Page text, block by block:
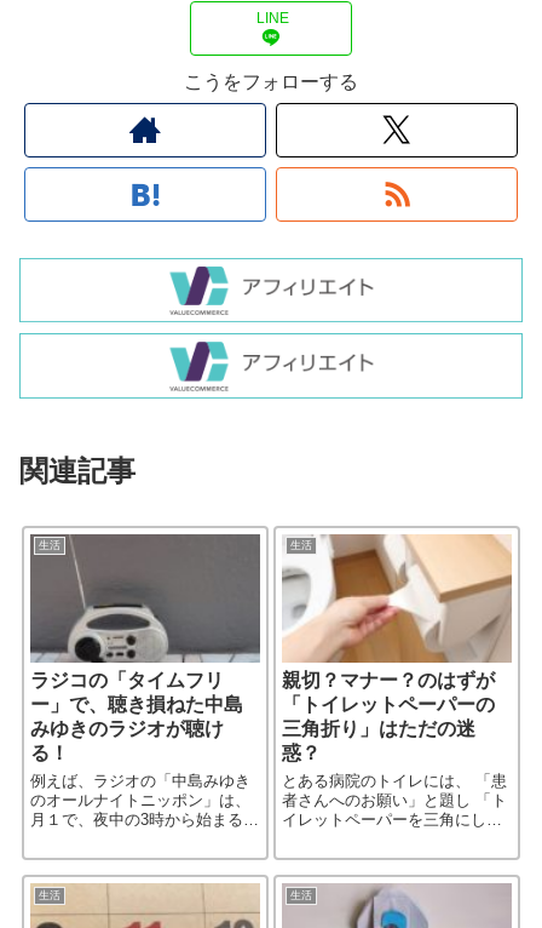
LINE
こうをフォローする
関連記事
生活
ラジコの「タイムフリ
ー」で、聴き損ねた中島
みゆきのラジオが聴け
る！
例えば、ラジオの「中島みゆき
のオールナイトニッポン」は、
月１で、夜中の3時から始まる。
ので、朝6半には起きなければ、
ならない。 睡眠時間１時間半は
きつい！ だから、今まで［…続
きを読む］
生活
親切？マナー？のはずが
「トイレットペーパーの
三角折り」はただの迷
惑？
とある病院のトイレには、 「患
者さんへのお願い」と題し 「ト
イレットペーパーを三角にしな
あった、というツィッターが 話
題になっている。 三角折り…
男子トイレではまず見か［…続
きを読む］
生活 生活